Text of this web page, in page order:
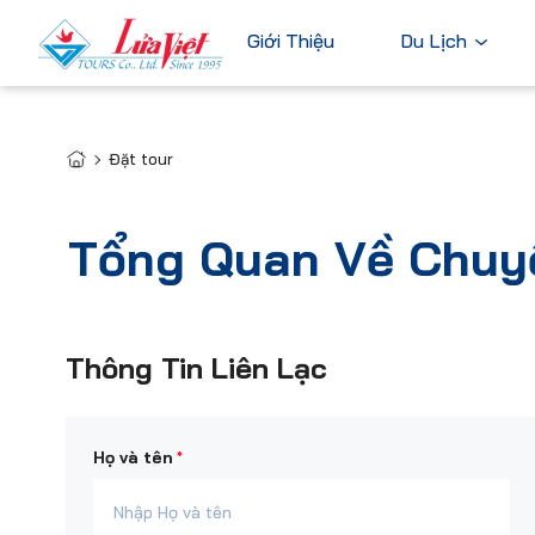
Giới Thiệu Du Lịch
Du Lịch Trong Nước
Tour Cao Cấp
Pháp
Đặt tour
Tổng Quan Về
Thông Tin Liên Lạc
Họ và tên *